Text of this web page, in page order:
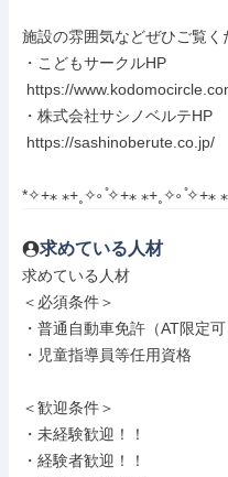
施設の雰囲気などぜひご覧く
・こどもサークルHP
・株式会社サシノベルテHP
*✧+⁎ ⁎+˳✧༚ ̊✧+⁎ ⁎+˳✧༚ ̊✧+⁎
求めている人材
求めている人材
＜必須条件＞
・普通自動車免許（AT限定可
・児童指導員等任用資格
＜歓迎条件＞
・未経験歓迎！！
・経験者歓迎！！